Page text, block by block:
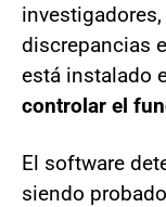
discrepancias
está instalado
controlar el
El software
siendo